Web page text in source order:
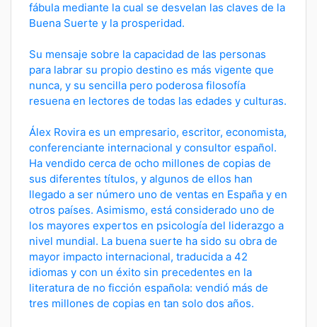
fábula mediante la cual se desvelan las claves de la
Buena Suerte y la prosperidad.
Su mensaje sobre la capacidad de las personas
para labrar su propio destino es más vigente que
nunca, y su sencilla pero poderosa filosofía
resuena en lectores de todas las edades y culturas.
Álex Rovira es un empresario, escritor, economista,
conferenciante internacional y consultor español.
Ha vendido cerca de ocho millones de copias de
sus diferentes títulos, y algunos de ellos han
llegado a ser número uno de ventas en España y en
otros países. Asimismo, está considerado uno de
los mayores expertos en psicología del liderazgo a
nivel mundial. La buena suerte ha sido su obra de
mayor impacto internacional, traducida a 42
idiomas y con un éxito sin precedentes en la
literatura de no ficción española: vendió más de
tres millones de copias en tan solo dos años.